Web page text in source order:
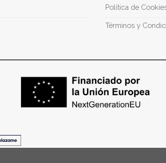
Política de
Términos y